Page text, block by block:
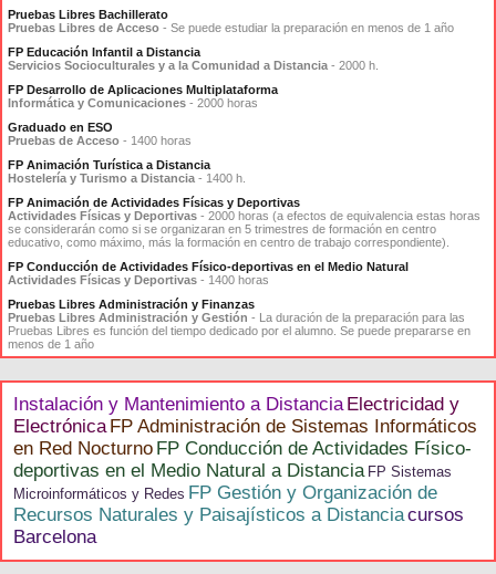
Pruebas Libres Bachillerato
Pruebas Libres de Acceso - Se puede estudiar la preparación en menos de 1 año
FP Educación Infantil a Distancia
Servicios Socioculturales y a la Comunidad a Distancia - 2000 h.
FP Desarrollo de Aplicaciones Multiplataforma
Informática y Comunicaciones - 2000 horas
Graduado en ESO
Pruebas de Acceso - 1400 horas
FP Animación Turística a Distancia
Hostelería y Turismo a Distancia - 1400 h.
FP Animación de Actividades Físicas y Deportivas
Actividades Físicas y Deportivas - 2000 horas (a efectos de equivalencia estas horas
se considerarán como si se organizaran en 5 trimestres de formación en centro
educativo, como máximo, más la formación en centro de trabajo correspondiente).
FP Conducción de Actividades Físico-deportivas en el Medio Natural
Actividades Físicas y Deportivas - 1400 horas
Pruebas Libres Administración y Finanzas
Pruebas Libres Administración y Gestión - La duración de la preparación para las
Pruebas Libres es función del tiempo dedicado por el alumno. Se puede prepararse en
menos de 1 año
Instalación y Mantenimiento a Distancia Electricidad y
Electrónica FP Administración de Sistemas Informáticos
en Red Nocturno FP Conducción de Actividades Físico-
deportivas en el Medio Natural a Distancia FP Sistemas
Microinformáticos y Redes FP Gestión y Organización de
Recursos Naturales y Paisajísticos a Distanciacursos
Barcelona